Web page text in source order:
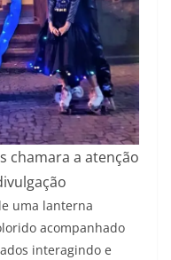
chamara a atenção
uma lanterna
acompanhado
interagindo e